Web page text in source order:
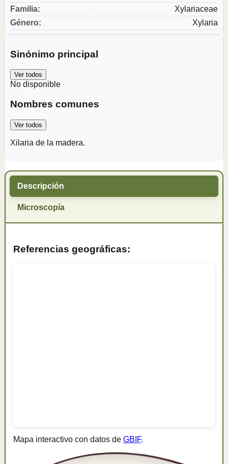
Familia:
Xylariaceae
Género: Xylaria
Sinónimo principal
Ver todos
No disponible
Nombres comunes
Ver todos
Xilaria de la madera.
Descripción
Microscopía
Referencias geográficas:
Mapa interactivo con datos de GBIF.